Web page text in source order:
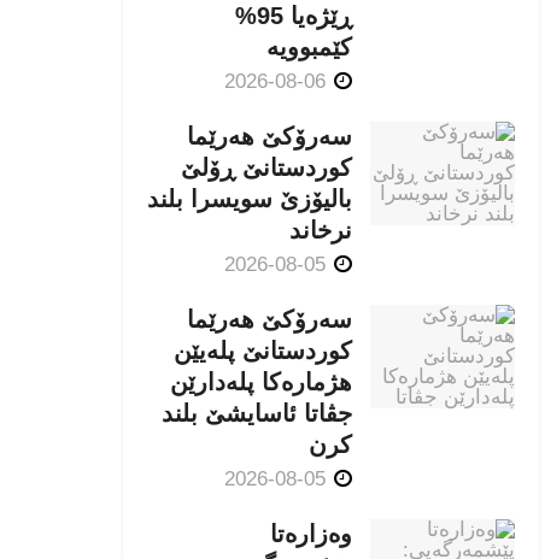
ڕێژەیا 95%
كێمبوویە
سەرۆکێ هەرێما
کوردستانێ ڕۆلێ
بالیۆزێ سویسرا بلند
نرخاند
سەرۆکێ هەرێما
کوردستانێ پلەیێن
هژمارەكا پلەدارێن
جڤاتا ئاسایشێ بلند
كرن
وەزارەتا